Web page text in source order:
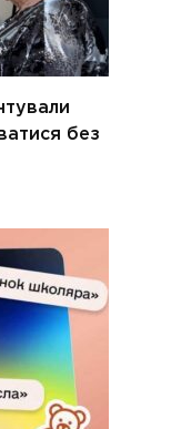
без